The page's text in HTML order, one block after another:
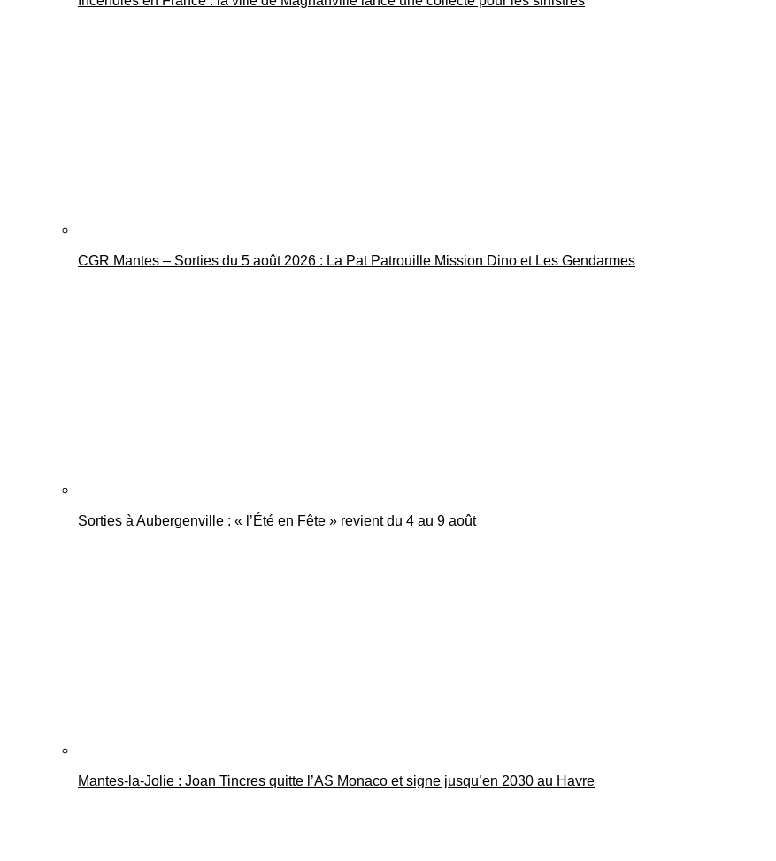
CGR Mantes – Sorties du 5 août 2026 : La Pat Patrouille Mission Dino et Les Gendarmes
Sorties à Aubergenville : « l’Été en Fête » revient du 4 au 9 août
Mantes-la-Jolie : Joan Tincres quitte l’AS Monaco et signe jusqu’en 2030 au Havre